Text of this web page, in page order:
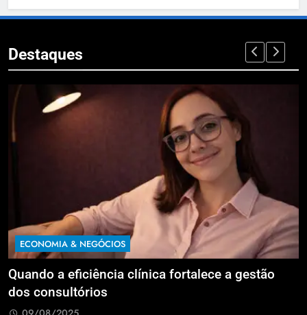
Destaques
ECONOMIA & NEGÓCIOS
Quando a eficiência clínica fortalece a gestão
dos consultórios